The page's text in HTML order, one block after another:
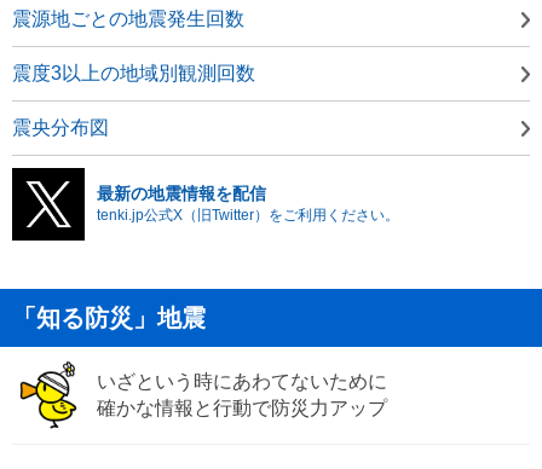
震源地ごとの地震発生回数
震度3以上の地域別観測回数
震央分布図
最新の地震情報を配信
tenki.jp公式X（旧Twitter）をご利用ください。
「知る防災」地震
いざという時にあわてないために
確かな情報と行動で防災力アップ